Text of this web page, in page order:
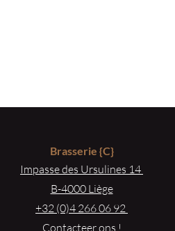
Brasserie{C}
Impasse des Ursulines 14
B-4000 Liège
+32 (0)4 266 06 92
Contacteer ons !